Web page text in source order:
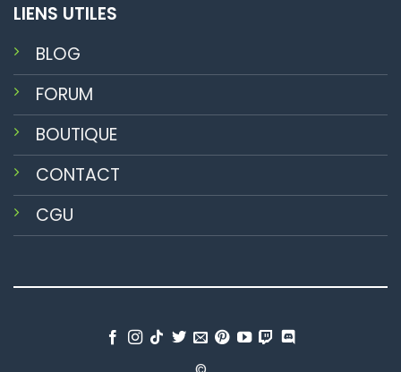
LIENS UTILES
BLOG
FORUM
BOUTIQUE
CONTACT
CGU